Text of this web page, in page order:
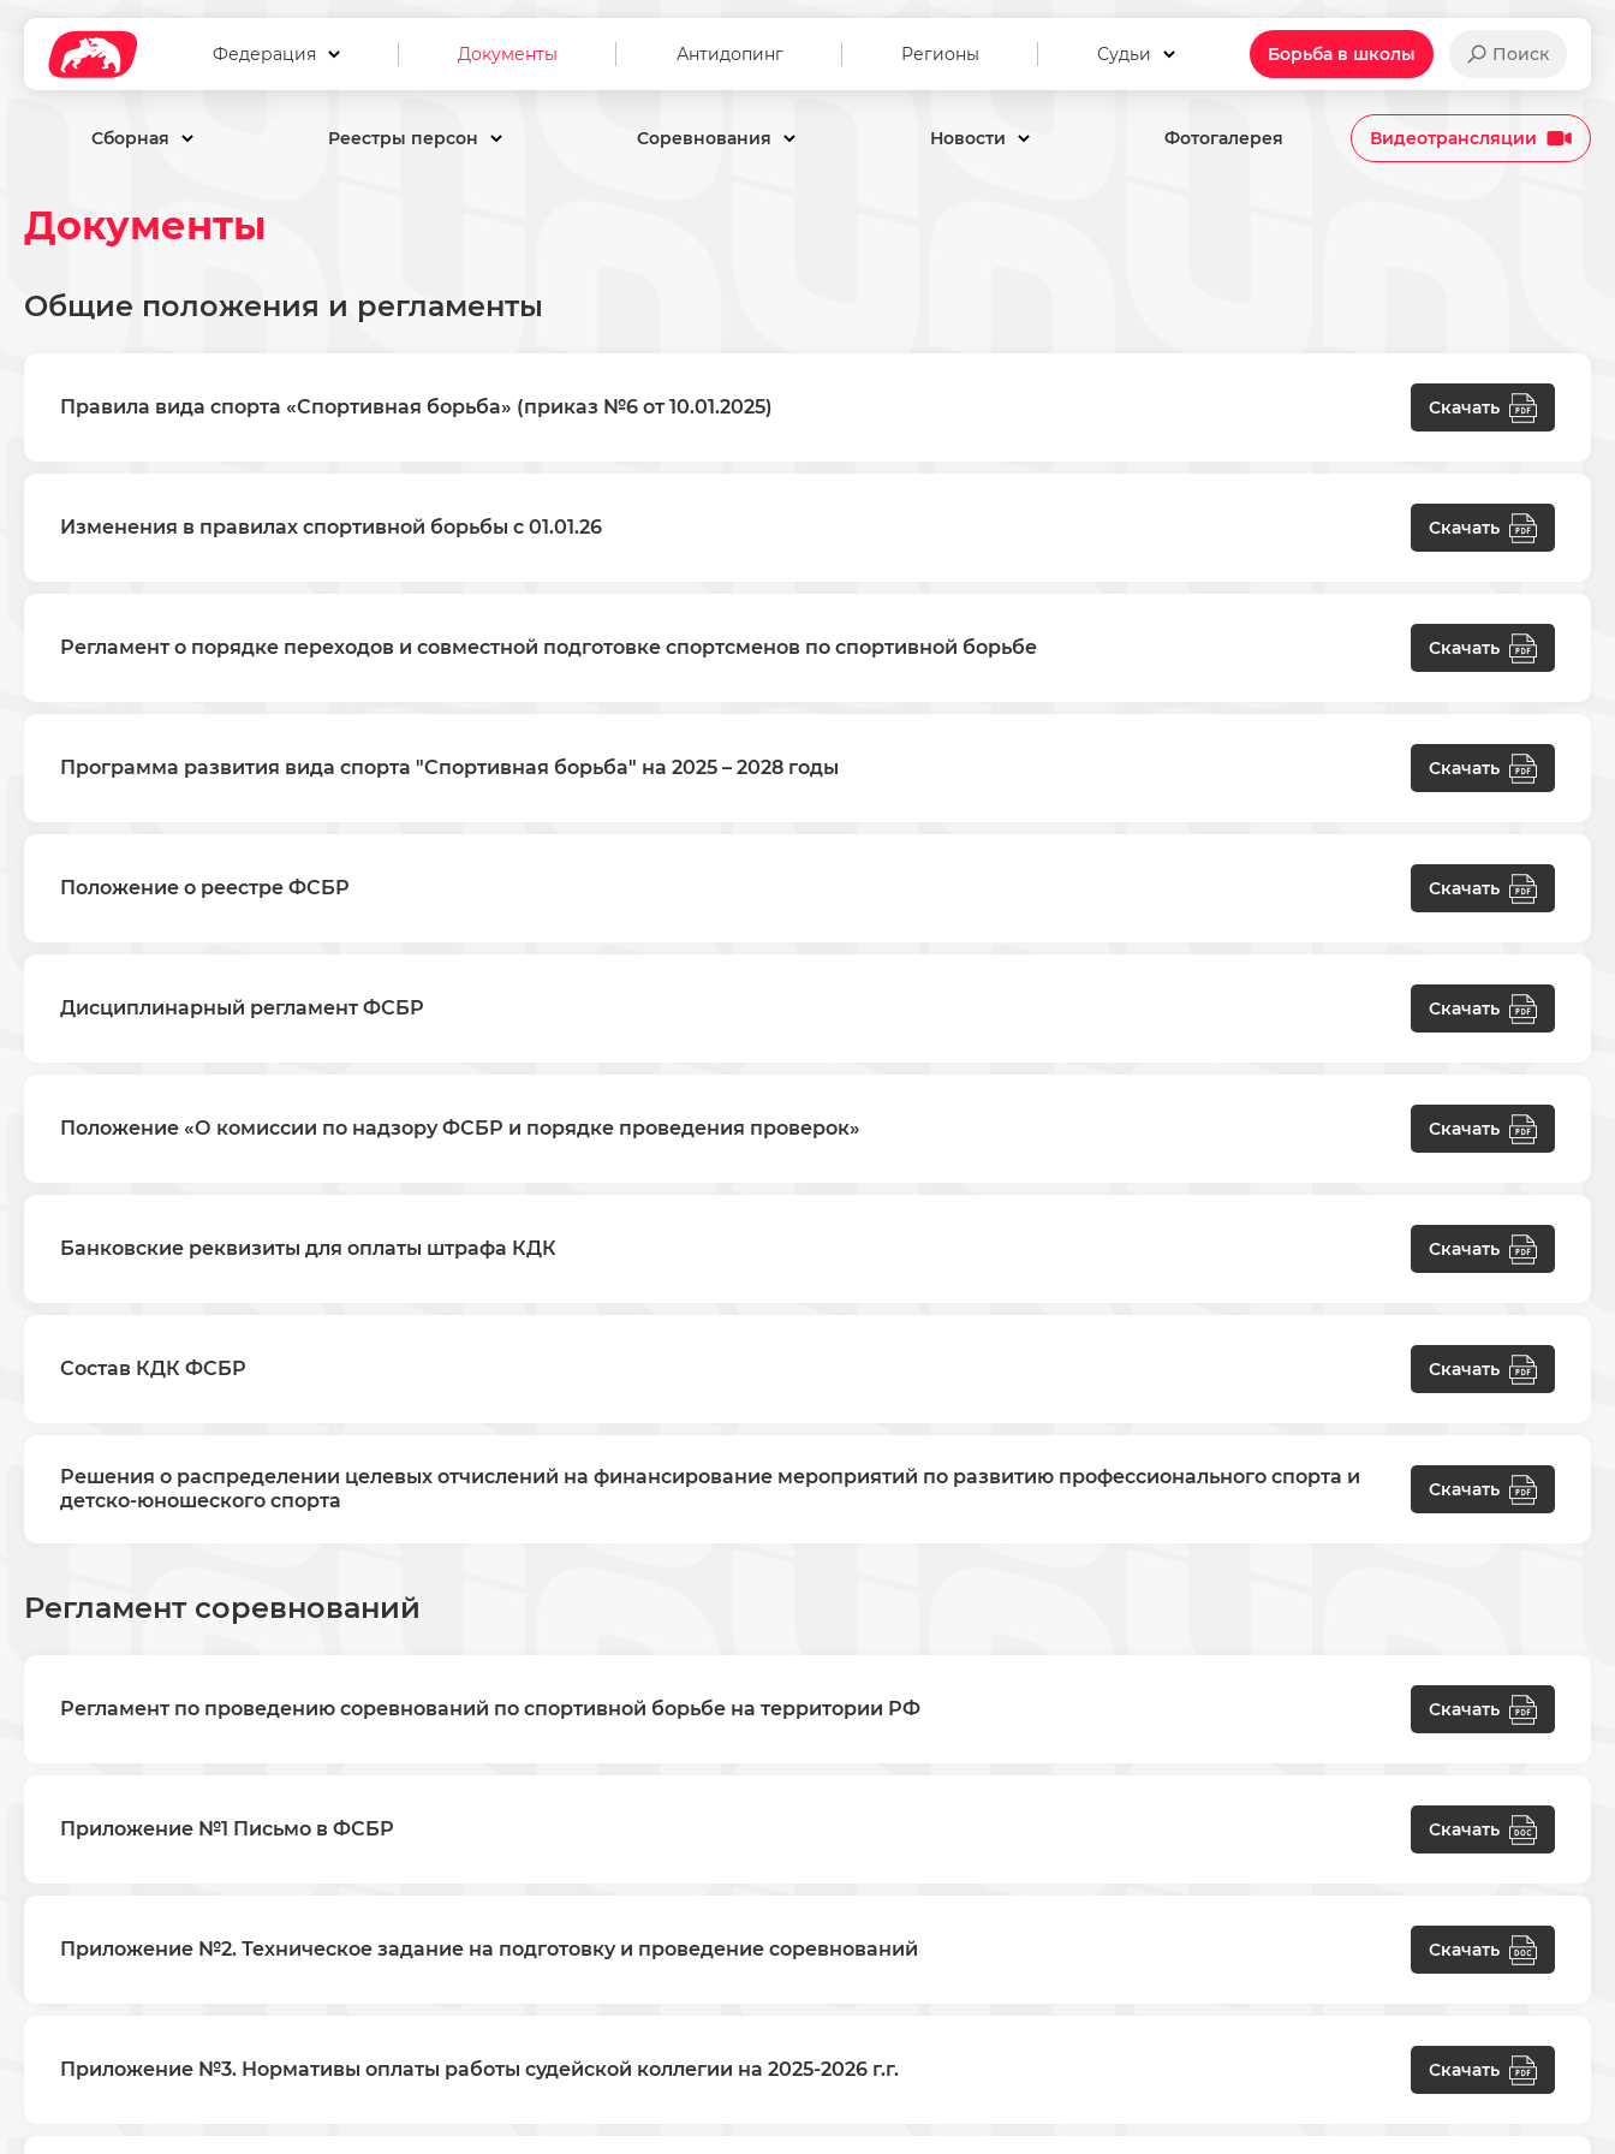
Федерация Документы Антидопинг Регионы Судьи Борьба в школы Поиск
Сборная Реестры персон Соревнования Новости Фотогалерея Видеотрансляции
Документы
Общие положения и регламенты
Правила вида спорта «Спортивная борьба» (приказ №6 от 10.01.2025) Скачать
Изменения в правилах спортивной борьбы с 01.01.26 Скачать
Регламент о порядке переходов и совместной подготовке спортсменов по спортивной борьбе Скачать
Программа развития вида спорта "Спортивная борьба" на 2025 – 2028 годы Скачать
Положение о реестре ФСБР Скачать
Дисциплинарный регламент ФСБР Скачать
Положение «О комиссии по надзору ФСБР и порядке проведения проверок» Скачать
Банковские реквизиты для оплаты штрафа КДК Скачать
Состав КДК ФСБР Скачать
Решения о распределении целевых отчислений на финансирование мероприятий по развитию профессионального спорта и
детско-юношеского спорта
Скачать
Регламент соревнований
Регламент по проведению соревнований по спортивной борьбе на территории РФ Скачать
Приложение №1 Письмо в ФСБР Скачать
Приложение №2. Техническое задание на подготовку и проведение соревнований Скачать
Приложение №3. Нормативы оплаты работы судейской коллегии на 2025-2026 г.г. Скачать